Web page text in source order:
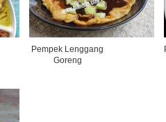
Pempek Lenggang
Goreng